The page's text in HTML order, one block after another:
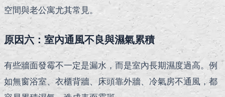
空間與老公寓尤其常見。
原因六：室內通風不良與濕氣累積
有些牆面發霉不一定是漏水，而是室內長期濕度過高。例
如無窗浴室、衣櫃背牆、床頭靠外牆、冷氣房不通風，都